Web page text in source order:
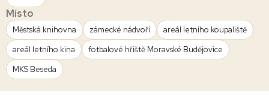
Místo
Městská knihovna zámecké nádvoří
areál letního koupaliště
areál letního kina
fotbalové hřiště Moravské Budějovice
MKS Beseda